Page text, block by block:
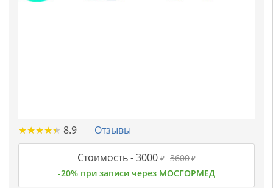
★★★★★
★★★★★ 8.9 Отзывы
Стоимость -3000 ₽ 3600₽
-20% при записи через МОСГОРМЕД